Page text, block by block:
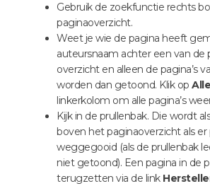
Gebruik de zoekfunctie rechts
paginaoverzicht.
Weet je wie de pagina heeft
auteursnaam achter een van de
overzicht en alleen de pagina’s
worden dan getoond. Klik op
linkerkolom om alle pagina’s
Kijk in de prullenbak. Die wordt
boven het paginaoverzicht als er
weggegooid (als de prullenbak
niet getoond). Een pagina in de
terugzetten via de link